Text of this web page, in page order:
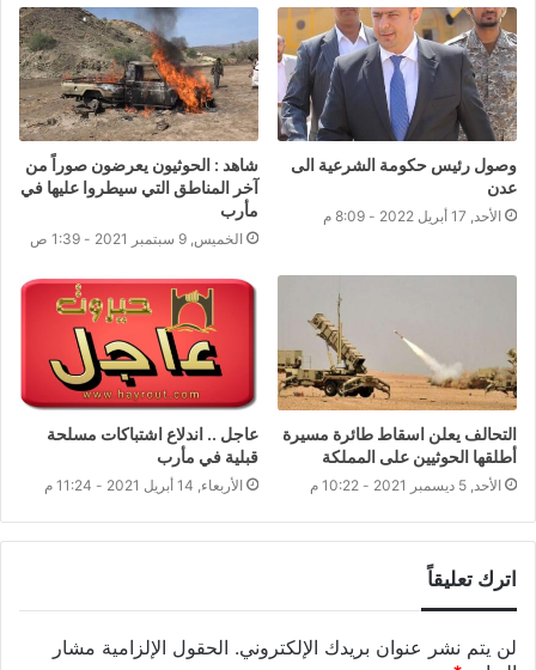
وصول رئيس حكومة الشرعية الى
عدن
الأحد, 17 أبريل 2022 - 8:09 م
شاهد : الحوثيون يعرضون صوراً من
آخر المناطق التي سيطروا عليها في
مأرب
الخميس, 9 سبتمبر 2021 - 1:39 ص
التحالف يعلن اسقاط طائرة مسيرة
أطلقها الحوثيين على المملكة
الأحد, 5 ديسمبر 2021 - 10:22 م
عاجل .. اندلاع اشتباكات مسلحة
قبلية في مأرب
الأربعاء, 14 أبريل 2021 - 11:24 م
اترك تعليقاً
لن يتم نشر عنوان بريدك الإلكتروني. الحقول الإلزامية مشار